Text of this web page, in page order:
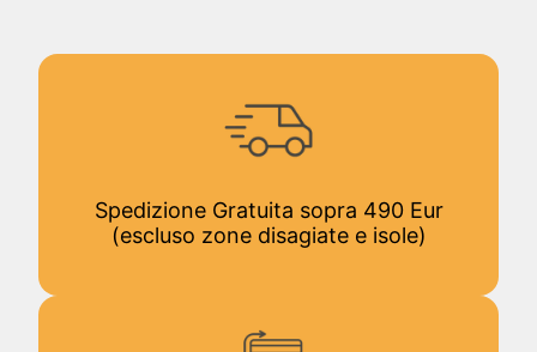
Spedizione Gratuita sopra 490 Eur
(escluso zone disagiate e isole)